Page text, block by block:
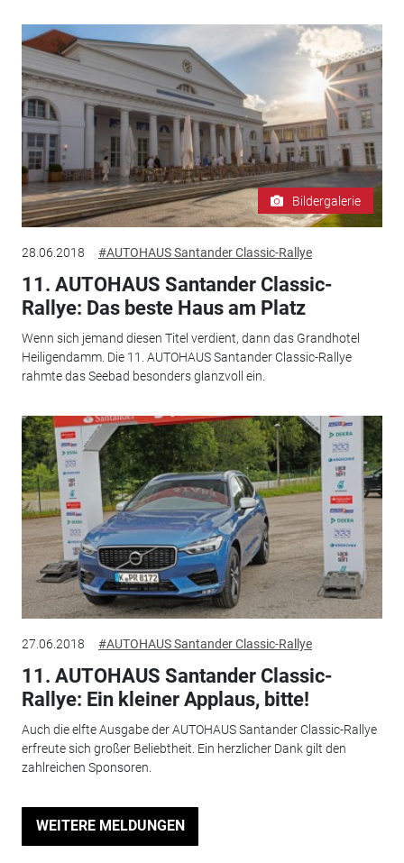
Bildergalerie
28.06.2018 #AUTOHAUS Santander Classic-Rallye
11. AUTOHAUS Santander Classic-
Rallye: Das beste Haus am Platz
Wenn sich jemand diesen Titel verdient, dann das Grandhotel
Heiligendamm. Die 11. AUTOHAUS Santander Classic-Rallye
rahmte das Seebad besonders glanzvoll ein.
27.06.2018 #AUTOHAUS Santander Classic-Rallye
11. AUTOHAUS Santander Classic-
Rallye: Ein kleiner Applaus, bitte!
Auch die elfte Ausgabe der AUTOHAUS Santander Classic-Rallye
erfreute sich großer Beliebtheit. Ein herzlicher Dank gilt den
zahlreichen Sponsoren.
WEITERE MELDUNGEN